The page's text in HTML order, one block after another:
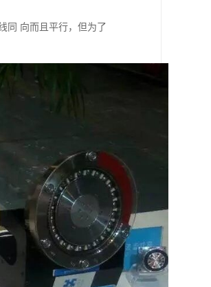
同 向而且平行，但为了